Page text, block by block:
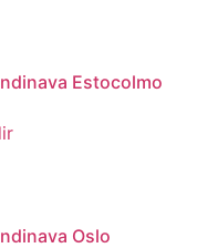
Estocolmo
Oslo